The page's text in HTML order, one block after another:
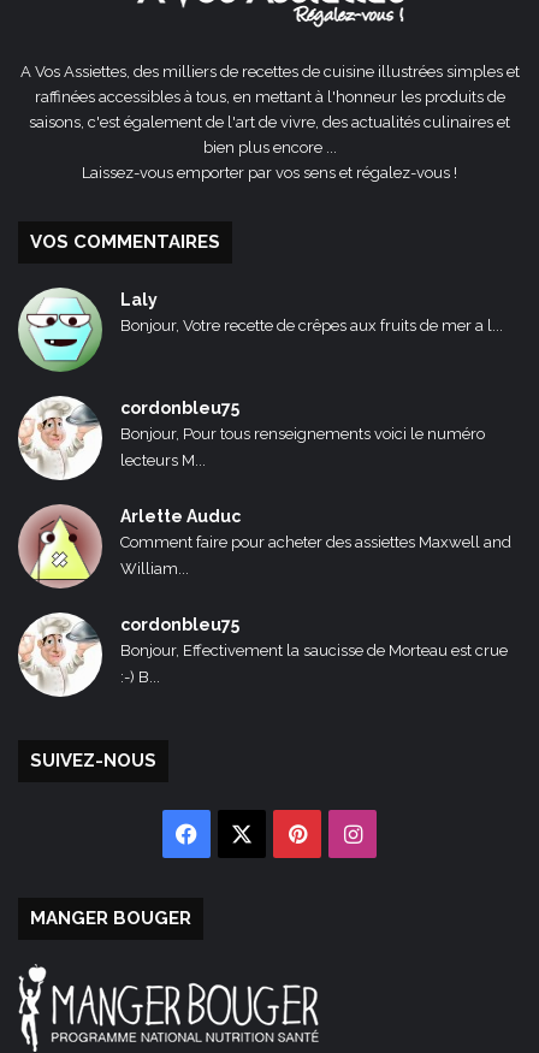
A Vos Assiettes, des milliers de recettes de cuisine illustrées simples et
raffinées accessibles à tous, en mettant à l'honneur les produits de
saisons, c'est également de l'art de vivre, des actualités culinaires et
bien plus encore ...
Laissez-vous emporter par vos sens et régalez-vous !
VOS COMMENTAIRES
Laly
Bonjour, Votre recette de crêpes aux fruits de mer a l...
cordonbleu75
Bonjour, Pour tous renseignements voici le numéro
lecteurs M...
Arlette Auduc
Comment faire pour acheter des assiettes Maxwell and
William...
cordonbleu75
Bonjour, Effectivement la saucisse de Morteau est crue
:-) B...
SUIVEZ-NOUS
Facebook PinterestInstagram
MANGER BOUGER